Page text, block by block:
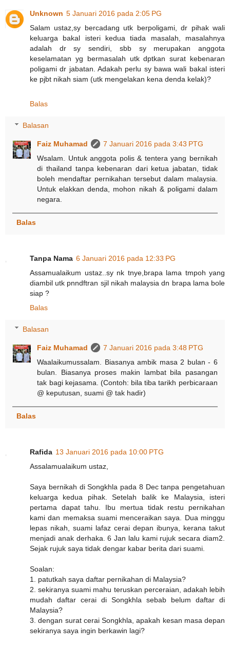
Unknown 5 Januari 2016 pada 2:05 PG
Salam ustaz,sy bercadang utk berpoligami, dr pihak wali
keluarga bakal isteri kedua tiada masalah, masalahnya
adalah dr sy sendiri, sbb sy merupakan anggota
keselamatan yg bermasalah utk dptkan surat kebenaran
poligami dr jabatan. Adakah perlu sy bawa wali bakal isteri
ke pjbt nikah siam (utk mengelakan kena denda kelak)?
Balas
Balasan
Faiz Muhamad
7 Januari 2016 pada 3:43 PTG
Wsalam. Untuk anggota polis & tentera yang bernikah
di thailand tanpa kebenaran dari ketua jabatan, tidak
boleh mendaftar pernikahan tersebut dalam malaysia.
Untuk elakkan denda, mohon nikah & poligami dalam
negara.
Balas
Tanpa Nama 6 Januari 2016 pada 12:33 PG
Assamualaikum ustaz..sy nk tnye,brapa lama tmpoh yang
diambil utk pnndftran sjil nikah malaysia dn brapa lama bole
siap ?
Balas
Balasan
Faiz Muhamad
7 Januari 2016 pada 3:48 PTG
Waalaikumussalam. Biasanya ambik masa 2 bulan - 6
bulan. Biasanya proses makin lambat bila pasangan
tak bagi kejasama. (Contoh: bila tiba tarikh perbicaraan
@ keputusan, suami @ tak hadir)
Balas
Rafida 13 Januari 2016 pada 10:00 PTG
Assalamualaikum ustaz,
Saya bernikah di Songkhla pada 8 Dec tanpa pengetahuan
keluarga kedua pihak. Setelah balik ke Malaysia, isteri
pertama dapat tahu. Ibu mertua tidak restu pernikahan
kami dan memaksa suami menceraikan saya. Dua minggu
lepas nikah, suami lafaz cerai depan ibunya, kerana takut
menjadi anak derhaka. 6 Jan lalu kami rujuk secara diam2.
Sejak rujuk saya tidak dengar kabar berita dari suami.
Soalan:
1. patutkah saya daftar pernikahan di Malaysia?
2. sekiranya suami mahu teruskan perceraian, adakah lebih
mudah daftar cerai di Songkhla sebab belum daftar di
Malaysia?
3. dengan surat cerai Songkhla, apakah kesan masa depan
sekiranya saya ingin berkawin lagi?